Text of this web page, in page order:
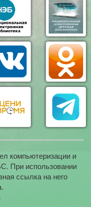
компьютеризации и
При использовании
ссылка на него